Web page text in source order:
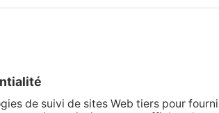
est donc
os ou les dents,